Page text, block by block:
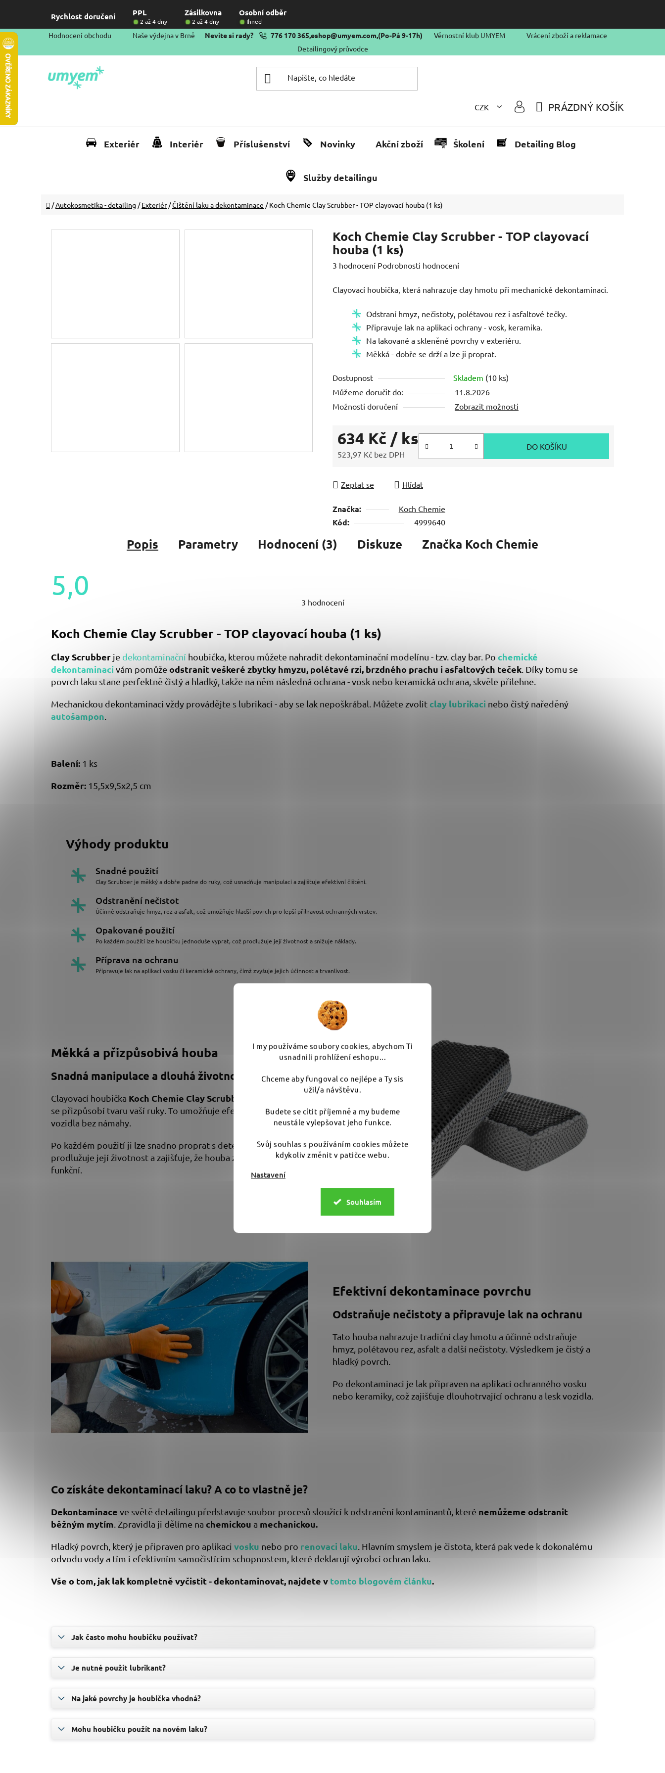
I my používáme soubory cookies, abychom Ti
usnadnili prohlížení eshopu...
Chceme aby fungoval co nejlépe a Ty sis
užil/a návštěvu.
Budete se cítit příjemně a my budeme
neustále vylepšovat jeho funkce.
Svůj souhlas s používáním cookies můžete
kdykoliv změnit v patičce webu.
Nastavení
Souhlasím
obsah
Rychlost doručení PPL Zásilkovna Osobní odběr
2 až 4 dny 2 až 4 dny Ihned
Hodnocení obchodu Naše výdejna v Brně Nevíte si rady? 776 170 365,eshop@umyem.com,(Po-Pá 9-17h) Věrnostní klub UMYEM
Vrácení zboží a reklamace
Detailingový průvodce
CZK
KOŠÍK
PRÁZDNÝ KOŠÍK
Exteriér Interiér Příslušenství Novinky Akční zboží Školení Detailing Blog
Služby detailingu
Domů
/Autokosmetika - detailing / Exteriér /Čištění laku a dekontaminace / Koch Chemie Clay Scrubber - TOP clayovací houba (1 ks)
Koch Chemie Clay Scrubber - TOP clayovací
houba (1 ks)
Průměrné
produktu
hvězdiček.
3 hodnocení Podrobnosti hodnocení
Clayovací houbička, která nahrazuje clay hmotu při mechanické dekontaminaci.
Odstraní hmyz, nečistoty, polétavou rez i asfaltové tečky.
Připravuje lak na aplikaci ochrany - vosk, keramika.
Na lakované a skleněné povrchy v exteriéru.
Měkká - dobře se drží a lze ji proprat.
Dostupnost Skladem (10 ks)
Můžeme doručit do:
11.8.2026
Možnosti doručení
Zobrazit možnosti
634 Kč / ks
523,97 Kč bez DPH
DO KOŠÍKU
Zeptat se Hlídat
Značka: Koch Chemie
Kód: 4999640
Popis Parametry Hodnocení (3) Diskuze Značka Koch Chemie
5,0
Průměrné
5,0
z
hvězdiček.
3 hodnocení
Koch Chemie Clay Scrubber - TOP clayovací houba (1 ks)
Clay Scrubber je dekontaminační houbička, kterou můžete nahradit dekontaminační modelínu - tzv. clay bar. Po chemické
dekontaminacivám pomůže odstranit veškeré zbytky hmyzu, polétavé rzi, brzdného prachu i asfaltových teček . Díky tomu se
povrch laku stane perfektně čistý a hladký, takže na něm následná ochrana - vosk nebo keramická ochrana, skvěle přilehne.
Mechanickou dekontaminaci vždy provádějte s lubrikací - aby se lak nepoškrábal. Můžete zvolitclay lubrikaci nebo čistý naředěný
autošampon
Balení: 1 ks
Rozměr: 15,5x9,5x2,5 cm
Výhody produktu
Snadné použití
Clay Scrubber je měkký a dobře padne do ruky, což usnadňuje manipulaci a zajišťuje efektivní čištění.
Odstranění nečistot
Účinně odstraňuje hmyz, rez a asfalt, což umožňuje hladší povrch pro lepší přilnavost ochranných vrstev.
Opakované použití
Po každém použití lze houbičku jednoduše vyprat, což prodlužuje její životnost a snižuje náklady.
Příprava na ochranu
Připravuje lak na aplikaci vosku či keramické ochrany, čímž zvyšuje jejich účinnost a trvanlivost.
Měkká a přizpůsobivá houba
Snadná manipulace a dlouhá životnost
Clayovací houbička Koch Chemie Clay Scrubber
se přizpůsobí tvaru vaší ruky. To umožňuje efektivní čištění povrchu
vozidla bez námahy.
Po každém použití ji lze snadno proprat s detergentem, což
prodlužuje její životnost a zajišťuje, že houba zůstane dlouhodobě
funkční.
Efektivní dekontaminace povrchu
Odstraňuje nečistoty a připravuje lak na ochranu
Tato houba nahrazuje tradiční clay hmotu a účinně odstraňuje
hmyz, polétavou rez, asfalt a další nečistoty. Výsledkem je čistý a
hladký povrch.
Po dekontaminaci je lak připraven na aplikaci ochranného vosku
nebo keramiky, což zajišťuje dlouhotrvající ochranu a lesk vozidla.
Co získáte dekontaminací laku? A co to vlastně je?
Dekontaminace ve světě detailingu představuje soubor procesů sloužící k odstranění kontaminantů, které nemůžeme odstranit
běžným mytím. Zpravidla ji dělíme na chemickou a mechanickou.
Hladký povrch, který je připraven pro aplikaci vosku nebo pro renovaci laku. Hlavním smyslem je čistota, která pak vede k dokonalému
odvodu vody a tím i efektivním samočistícím schopnostem, které deklarují výrobci ochran laku.
Vše o tom, jak lak kompletně vyčistit - dekontaminovat, najdete v tomto blogovém článku.
Jak často mohu houbičku používat?
Je nutné použít lubrikant?
Na jaké povrchy je houbička vhodná?
Mohu houbičku použít na novém laku?